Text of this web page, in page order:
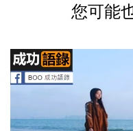
您可能